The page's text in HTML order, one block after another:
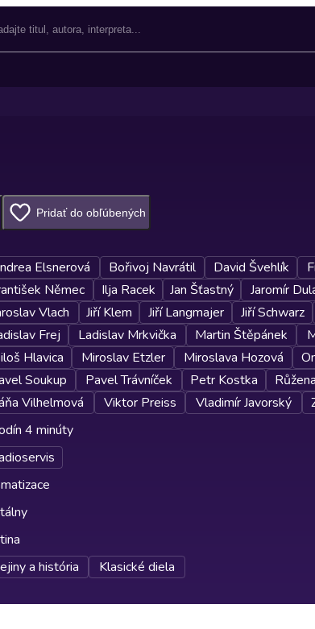
Pridať do obľúbených
Elsnerová Bořivoj Navrátil David Švehlík
Němec
Ilja Racek Jan Šťastný Jaromír
Vlach
Jiří Klem Jiří Langmajer Jiří Schwarz
Frej
Ladislav Mrkvička Martin Štěpánek
Hlavica
Miroslav Etzler Miroslava Hozová
Soukup
Pavel Trávníček Petr Kostka
Vilhelmová
Viktor Preiss Vladimír Javorský
4 minúty
a história Klasické diela